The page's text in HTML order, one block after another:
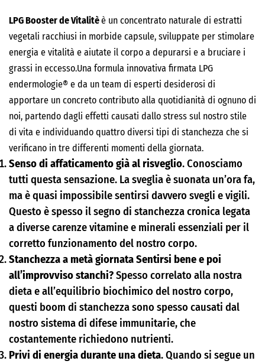
LPG Booster de Vitalitèè un concentrato naturale di estratti
vegetali racchiusi in morbide capsule, sviluppate per stimolare
energia e vitalità e aiutate il corpo a depurarsi e a bruciare i
grassi in eccesso.Una formula innovativa firmata LPG
endermologie® e da un team di esperti desiderosi di
apportare un concreto contributo alla quotidianità di ognuno di
noi, partendo dagli effetti causati dallo stress sul nostro stile
di vita e individuando quattro diversi tipi di stanchezza che si
verificano in tre differenti momenti della giornata.
Senso di affaticamento già al risveglio. Conosciamo
tutti questa sensazione. La sveglia è suonata un’ora fa,
ma è quasi impossibile sentirsi davvero svegli e vigili.
Questo è spesso il segno di stanchezza cronica legata
a diverse carenze vitamine e minerali essenziali per il
corretto funzionamento del nostro corpo.
Stanchezza a metà giornata Sentirsi bene e poi
all’improvviso stanchi?Spesso correlato alla nostra
dieta e all’equilibrio biochimico del nostro corpo,
questi boom di stanchezza sono spesso causati dal
nostro sistema di difese immunitarie, che
costantemente richiedono nutrienti.
Privi di energia durante una dieta. Quando si segue un